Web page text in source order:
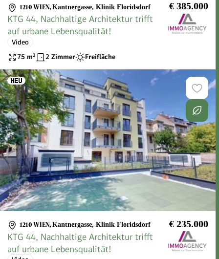
1210 WIEN, Kantnergasse, Klinik Floridsdorf € 385.000
KTG 44, Nachhaltige Architektur trifft
auf urbane Lebensqualität!
Video
75 m² 2 Zimmer Freifläche
1210 WIEN, Kantnergasse, Klinik Floridsdorf € 235.000
KTG 44, Nachhaltige Architektur trifft
auf urbane Lebensqualität!